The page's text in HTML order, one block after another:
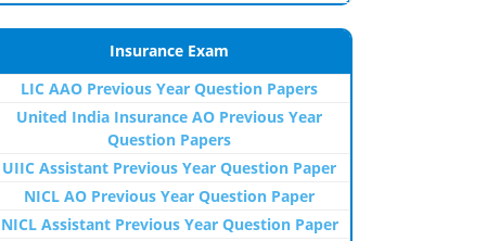
Insurance Exam
LIC AAO Previous Year Question Papers
United India Insurance AO Previous Year
Question Papers
UIIC Assistant Previous Year Question Paper
NICL AO Previous Year Question Paper
NICL Assistant Previous Year Question Paper